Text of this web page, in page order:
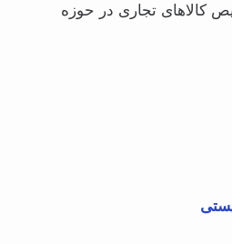
کالاهای تجاری در حوزه